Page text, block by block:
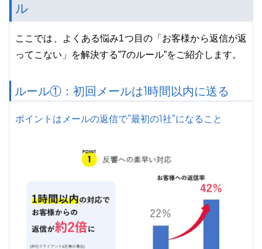
ル
ここでは、よくある悩み1つ目の「お客様から返信が返
ってこない」を解決する”7のルール”をご紹介します。
ルール①：初回メールは1時間以内に送る
ポイントはメールの返信で”最初の1社”になること